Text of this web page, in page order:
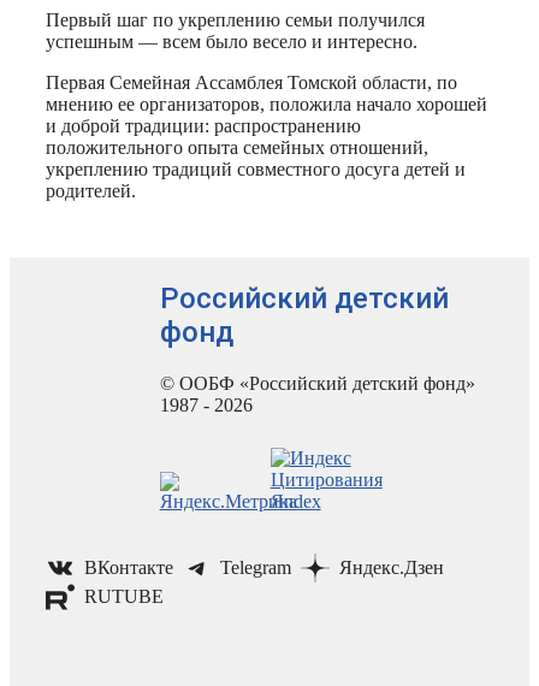
Первый шаг по укреплению семьи получился
успешным — всем было весело и интересно.
Первая Семейная Ассамблея Томской области, по
мнению ее организаторов, положила начало хорошей
и доброй традиции: распространению
положительного опыта семейных отношений,
укреплению традиций совместного досуга детей и
родителей.
Российский детский
фонд
© ООБФ «Российский детский фонд»
1987 - 2026
ВКонтакте Telegram
Яндекс.Дзен
RUTUBE